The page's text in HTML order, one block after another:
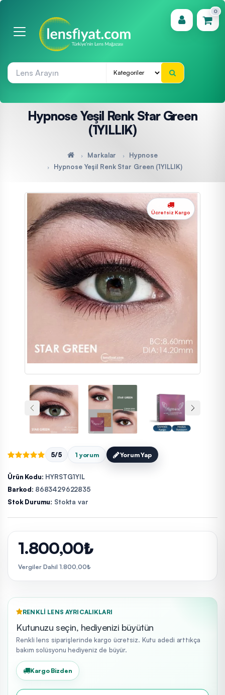
0
(0)
Hypnose Yeşil Renk Star Green
(1YILLIK)
Markalar
Hypnose
Hypnose Yeşil Renk Star Green (1YILLIK)
Ücretsiz Kargo
5/5 1 yorum Yorum Yap
Ürün Kodu: HYRSTG1YIL
Barkod: 8683429622835
Stok Durumu: Stokta var
1.800,00₺
Vergiler Dahil 1.800,00₺
RENKLI LENS AYRICALIKLARI
Kutunuzu seçin, hediyenizi büyütün
Renkli lens siparişlerinde kargo ücretsiz. Kutu adedi arttıkça
bakım solüsyonu hediyeniz de büyür.
Kargo Bizden